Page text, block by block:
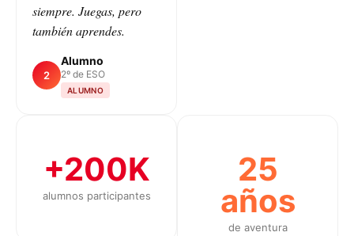
siempre. Juegas, pero
también aprendes.
2
Alumno
2º de ESO
ALUMNO
+200K
alumnos participantes
25
años
de aventura